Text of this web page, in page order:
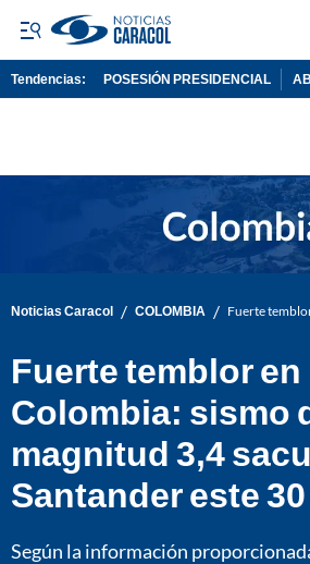
Tendencias: POSESIÓN PRESIDENCIAL
Noticias Caracol / COLOMBIA / Fuerte
Fuerte temblor en
Colombia: sismo
magnitud 3,4
Santander este
Según la información